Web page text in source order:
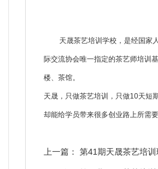
天晟茶艺培训 学校，是经国家
际交流协会唯一指定的茶艺师培训
楼、茶馆。
天晟，只做茶艺培训，只做10天短
却能给学员带来很多创业路上所需要
上一篇： 第41期天晟茶艺培